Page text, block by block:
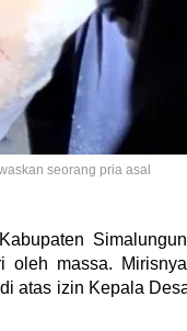
seorang pria asal
oleh massa.
atas izin Kepala